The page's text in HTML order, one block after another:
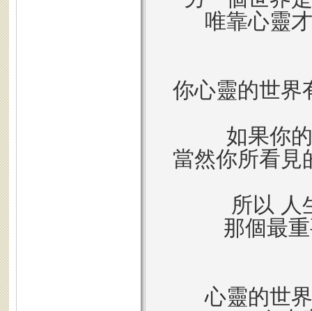
唯靠心靈
你心靈的世界
如果你
當然你所看見
所以 人
那個最
心靈的世